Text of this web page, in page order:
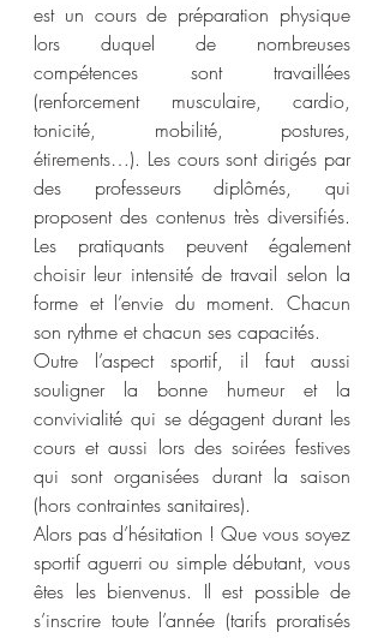
est un cours de préparation physique
lors duquel de nombreuses
compétences sont travaillées
(renforcement musculaire, cardio,
tonicité, mobilité, postures,
étirements…). Les cours sont dirigés par
des professeurs diplômés, qui
proposent des contenus très diversifiés.
Les pratiquants peuvent également
choisir leur intensité de travail selon la
forme et l’envie du moment. Chacun
son rythme et chacun ses capacités.
Outre l’aspect sportif, il faut aussi
souligner la bonne humeur et la
convivialité qui se dégagent durant les
cours et aussi lors des soirées festives
qui sont organisées durant la saison
(hors contraintes sanitaires).
Alors pas d’hésitation ! Que vous soyez
sportif aguerri ou simple débutant, vous
êtes les bienvenus. Il est possible de
s’inscrire toute l’année (tarifs proratisés